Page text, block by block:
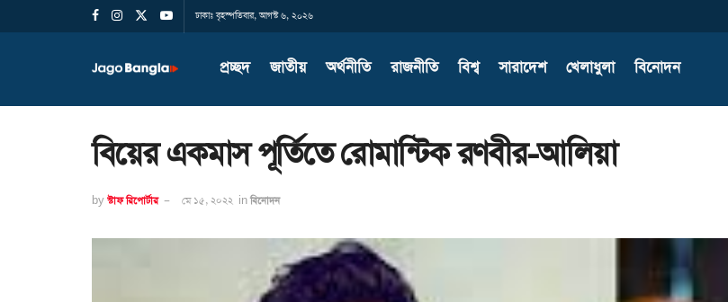
ঢাকাঃ বৃহস্পতিবার, আগস্ট ৬, ২০২৬
প্রচ্ছদ জাতীয় অর্থনীতি রাজনীতি বিশ্ব সারাদেশ খেলাধুলা বিনোদন
বিয়ের একমাস পূর্তিতে রোমান্টিক রণবীর-আলিয়া
by স্টাফ রিপোর্টার মে ১৫, ২০২২ in বিনোদন